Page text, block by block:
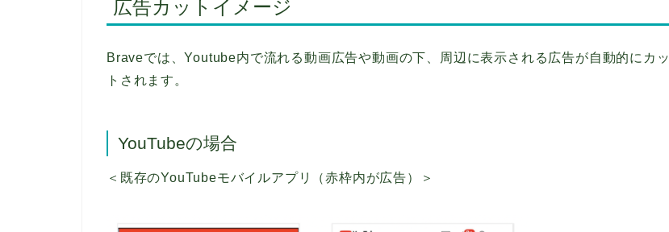
広告カットイメージ
Braveでは、Youtube内で流れる動画広告や動画の下、周辺に表示される広告が自動的にカッ
トされます。
YouTubeの場合
＜既存のYouTubeモバイルアプリ（赤枠内が広告）＞